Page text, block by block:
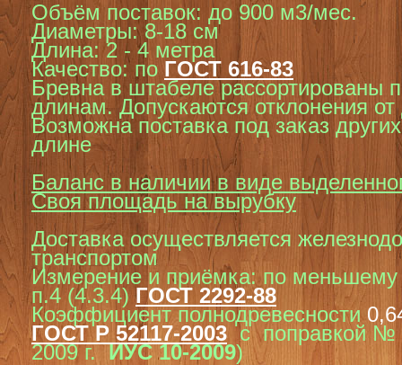
Объём поставок: до 900 м3/мес.
Диаметры: 8-18 см
Длина: 2 - 4 метра
Качество: поГОСТ 616-83
Бревна в штабеле рассортированы
длинам. Допускаются отклонения
Возможна поставка под заказ
длине
Баланс в наличии в виде
Своя площадь на вырубку
Доставка осуществляется
транспортом
Измерение и приёмка: по меньшему
п.4 (4.3.4) ГОСТ 2292-88
Коэффициент полнодревесности
ГОСТ Р 52117-2003 с поправкой №
2009 г.ИУС 10-2009)